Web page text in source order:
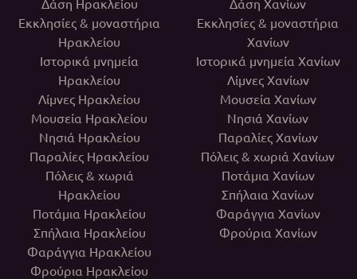
Δάση Ηρακλείου
Εκκλησίες & μοναστήρια
Ηρακλείου
Ιστορικά μνημεία
Ηρακλείου
Λίμνες Ηρακλείου
Μουσεία Ηρακλείου
Νησιά Ηρακλείου
Παραλίες Ηρακλείου
Πόλεις & χωριά
Ηρακλείου
Ποτάμια Ηρακλείου
Σπήλαια Ηρακλείου
Φαράγγια Ηρακλείου
Φρούρια Ηρακλείου
Δάση Χανίων
Εκκλησίες & μοναστήρια
Χανίων
Ιστορικά μνημεία Χανίων
Λίμνες Χανίων
Μουσεία Χανίων
Νησιά Χανίων
Παραλίες Χανίων
Πόλεις & χωριά Χανίων
Ποτάμια Χανίων
Σπήλαια Χανίων
Φαράγγια Χανίων
Φρούρια Χανίων